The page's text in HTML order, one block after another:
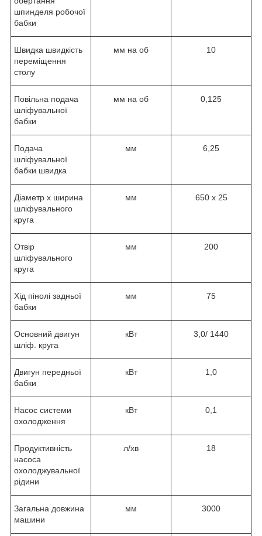
шпинделя робочої
бабки
Швидка швидкість
переміщення
столу
мм на об 10
Повільна подача
шліфувальної
бабки
мм на об 0,125
Подача
шліфувальної
бабки швидка
мм 6,25
Діаметр х ширина
шліфувального
круга
мм 650 х 25
Отвір
шліфувального
круга
мм 200
Хід пінолі задньої
бабки
мм 75
Основний двигун
шліф. круга
кВт 3,0/ 1440
Двигун передньої
бабки
кВт 1,0
Насос системи
охолодження
кВт 0,1
Продуктивність
насоса
охолоджувальної
рідини
л/хв 18
Загальна довжина
машини
мм 3000